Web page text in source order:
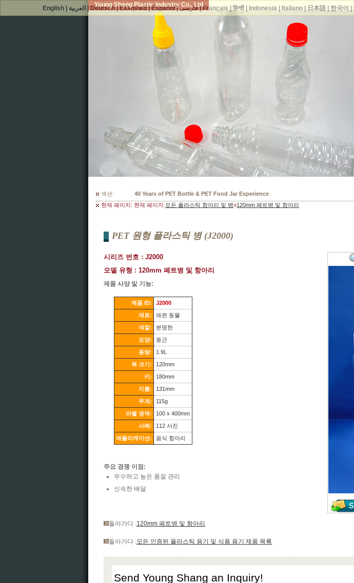
Young Shang Plastic Industry Co., Ltd.
섹션:
300 Mould Selections For Your PET Bottles
현재 페이지: 현재 페이지: 모든 플라스틱 항아리 및 병»120mm 페트병 및 항아리
PET 원형 플라스틱 병 (J2000)
시리즈 번호 : J2000
모델 유형 : 120mm 페트병 및 항아리
제품 사양 및 기능:
제품 ID:
J2000
재료:
애완 동물
색깔:
분명한
모양:
둥근
용량:
1.9L
목 크기:
120mm
키:
180mm
지름:
131mm
무게:
115g
라벨 영역:
100 x 400mm
사례:
112 사진
애플리케이션:
음식 항아리
주요 경쟁 이점:
우수하고 높은 품질 관리
신속한 배달
돌아가다 :120mm 페트병 및 항아리
돌아가다 :모든 인증된 플라스틱 용기 및 식품 용기 제품 목록
English| العربية Deutsch|Ελληνικά|Español| فارسی|Français हिन्दी| Indonesia| Italiano| 日本語| 한국어